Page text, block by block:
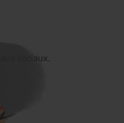
sociaux.